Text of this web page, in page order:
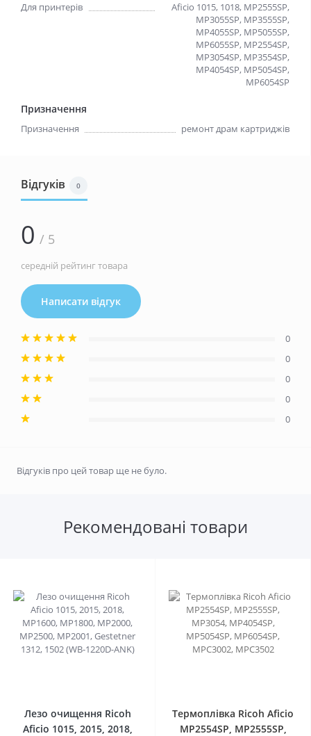
Для принтерів
Aficio 1015, 1018, MP2555SP,
MP3055SP, MP3555SP,
MP4055SP, MP5055SP,
MP6055SP, MP2554SP,
MP3054SP, MP3554SP,
MP4054SP, MP5054SP,
MP6054SP
Призначення
Призначення ремонт драм картриджів
Відгуків 0
0 / 5
середній рейтинг товара
Написати відгук
0
0
0
0
0
Відгуків про цей товар ще не було.
Рекомендовані товари
Лезо очищення Ricoh
Aficio 1015, 2015, 2018,
Термоплівка Ricoh Aficio
MP2554SP, MP2555SP,